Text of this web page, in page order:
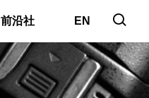
前沿社 EN